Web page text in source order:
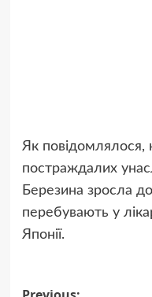
Як повідомлялося,
постраждалих
Березина зросла
перебувають у
Японії.